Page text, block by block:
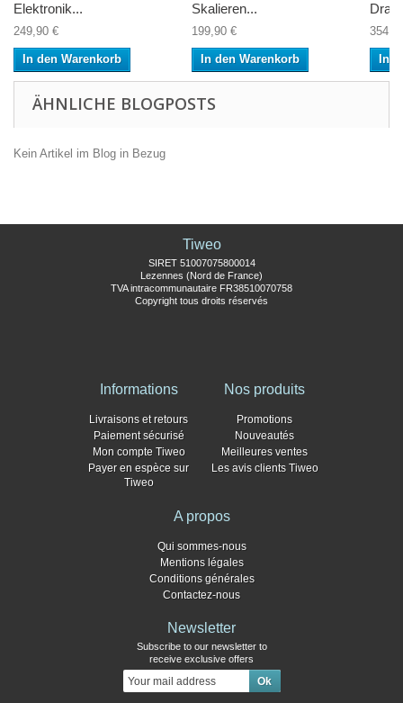
Elektronik...
249,90 €
In den Warenkorb
Skalieren...
199,90 €
In den Warenkorb In
ÄHNLICHE BLOGPOSTS
Kein Artikel im Blog in Bezug
Tiweo
SIRET 51007075800014
Lezennes (Nord de France)
TVA intracommunautaire FR38510070758
Copyright tous droits réservés
Informations
Livraisons et retours
Paiement sécurisé
Mon compte Tiweo
Payer en espèce sur
Tiweo
Nos produits
Promotions
Nouveautés
Meilleures ventes
Les avis clients Tiweo
A propos
Qui sommes-nous
Mentions légales
Conditions générales
Contactez-nous
Newsletter
Subscribe to our newsletter to
receive exclusive offers